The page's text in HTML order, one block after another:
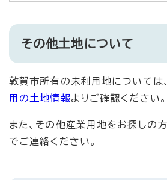
その他土地について
敦賀市所有の未利用地については、
用の土地情報よりご確認ください。
また、その他産業用地をお探しの
でご連絡ください。